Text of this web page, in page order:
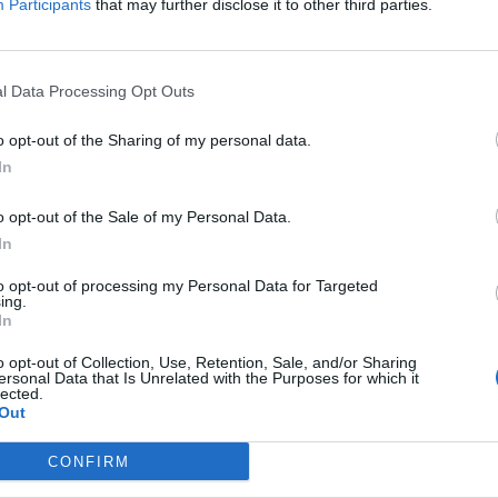
Participants that may further disclose it to other third parties.
Data Processing Opt Outs
opt-out of the Sharing of my personal data.
opt-out of the Sale of my Personal Data.
opt-out of processing my Personal Data for Targeted
opt-out of Collection, Use, Retention, Sale, and/or Sharing
Data that Is Unrelated with the Purposes for which it
CONFIRM
Guglielmo Gabetto, Valentino
Pierino Operto, Julius Schubert. Cinque
punti in quaranta partite nel
48, sedici di vantaggio sul Milan,
Le ultime quattro partite,
giocate tra squadre giovanili come
passati sessanta anni da quella data.
quel giorno conserva intatta la cicatrice,
nome sull'altro, come un rosario e un
primi ad accorrere sul luogo del
un muratore e un sacerdote. Poi, su
si riversò il cuore della città. E la
ciascuno divenne rito collettivo. Toccò